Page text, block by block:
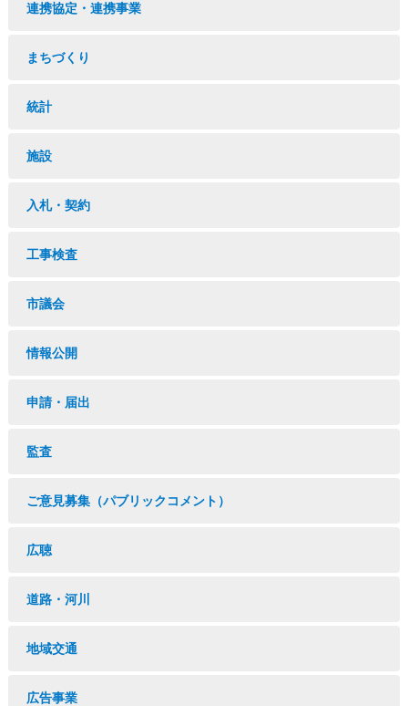
連携協定・連携事業
まちづくり
統計
施設
入札・契約
工事検査
市議会
情報公開
申請・届出
監査
ご意見募集（パブリックコメント）
広聴
道路・河川
地域交通
広告事業